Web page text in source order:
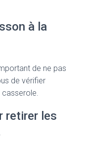
à la
de ne pas
de vérifier
casserole.
retirer les